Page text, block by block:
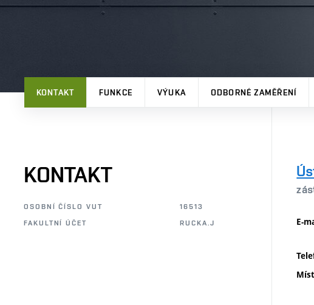
KONTAKT FUNKCE VÝUKA ODBORNÉ ZAMĚŘENÍ
KONTAKT
OSOBNÍ ČÍSLO VUT
16513
FAKULTNÍ ÚČET
RUCKA.J E-